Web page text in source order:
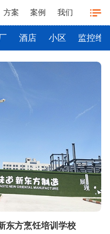
方案 案例 我们
酒店 小区 监控维
东方烹饪培训学校